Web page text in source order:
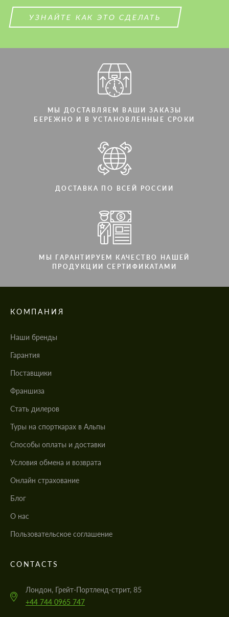
УЗНАЙТЕ КАК ЭТО СДЕЛАТЬ
МЫ ДОСТАВЛЯЕМ ВАШИ ЗАКАЗЫ
БЕРЕЖНО И В УСТАНОВЛЕННЫЕ СРОКИ
ДОСТАВКА ПО ВСЕЙ РОССИИ
МЫ ГАРАНТИРУЕМ КАЧЕСТВО НАШЕЙ
ПРОДУКЦИИ СЕРТИФИКАТАМИ
КОМПАНИЯ
Наши бренды
Гарантия
Поставщики
Франшиза
Стать дилеров
Туры на спорткарах в Альпы
Cпособы оплаты и доставки
Условия обмена и возврата
Онлайн страхование
Блог
О нас
Пользовательское соглашение
CONTACTS
Лондон, Грейт-Портленд-стрит, 85
+44 744 0965 747
Мы говорим на вашем языке
Мы говорим на вашем языке